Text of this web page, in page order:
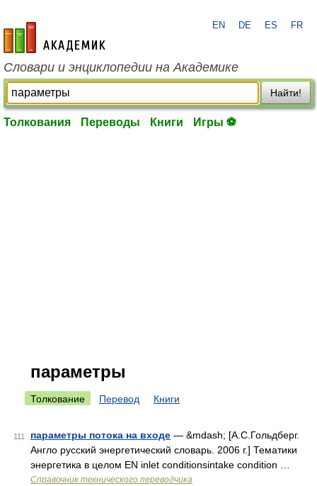
academic.ru
EN DE ES FR
Словари и энциклопедии на Академике
Найти!
Толкования Переводы Книги Игры ⚽
параметры
Толкование Перевод Книги
111 параметры потока на входе — &mdash; [А.С.Гольдберг.
Англо русский энергетический словарь. 2006 г.] Тематики
энергетика в целом EN inlet conditionsintake condition …
Справочник технического переводчика